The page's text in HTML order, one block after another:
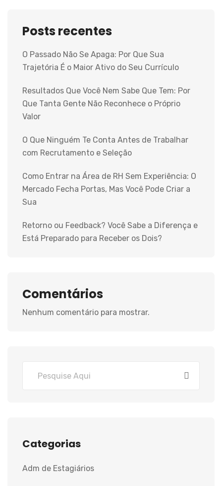
Posts recentes
O Passado Não Se Apaga: Por Que Sua
Trajetória É o Maior Ativo do Seu Currículo
Resultados Que Você Nem Sabe Que Tem: Por
Que Tanta Gente Não Reconhece o Próprio
Valor
O Que Ninguém Te Conta Antes de Trabalhar
com Recrutamento e Seleção
Como Entrar na Área de RH Sem Experiência: O
Mercado Fecha Portas, Mas Você Pode Criar a
Sua
Retorno ou Feedback? Você Sabe a Diferença e
Está Preparado para Receber os Dois?
Comentários
Nenhum comentário para mostrar.
Categorias
Adm de Estagiários